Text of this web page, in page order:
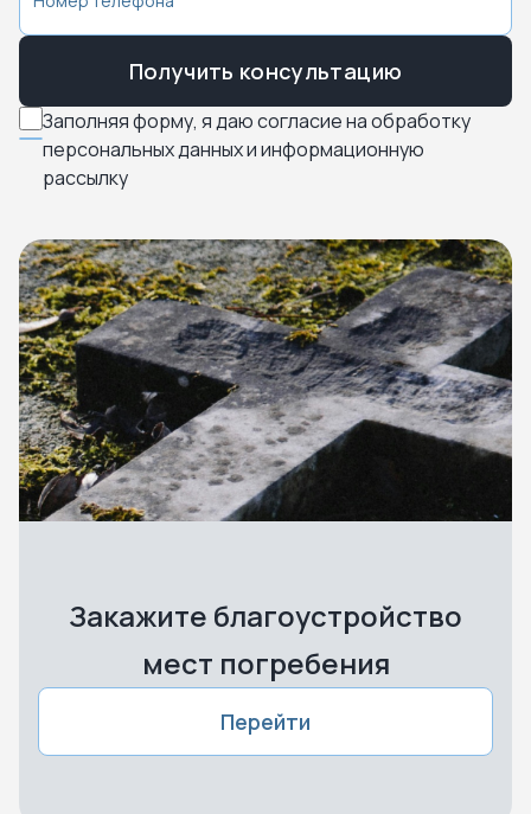
Заполняя форму, я даю согласие на обработку
персональных данных и информационную
рассылку
Получить консультацию
Закажите благоустройство
мест погребения
Перейти